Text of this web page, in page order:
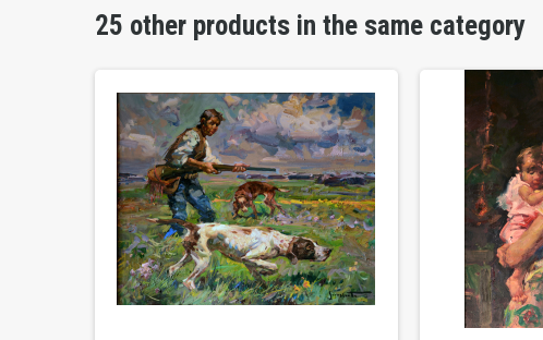
25 other products in the same category